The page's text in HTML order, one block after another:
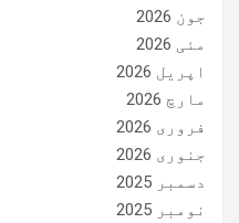
جون 2026
مئی 2026
اپریل 2026
مارچ 2026
فروری 2026
جنوری 2026
دسمبر 2025
نومبر 2025